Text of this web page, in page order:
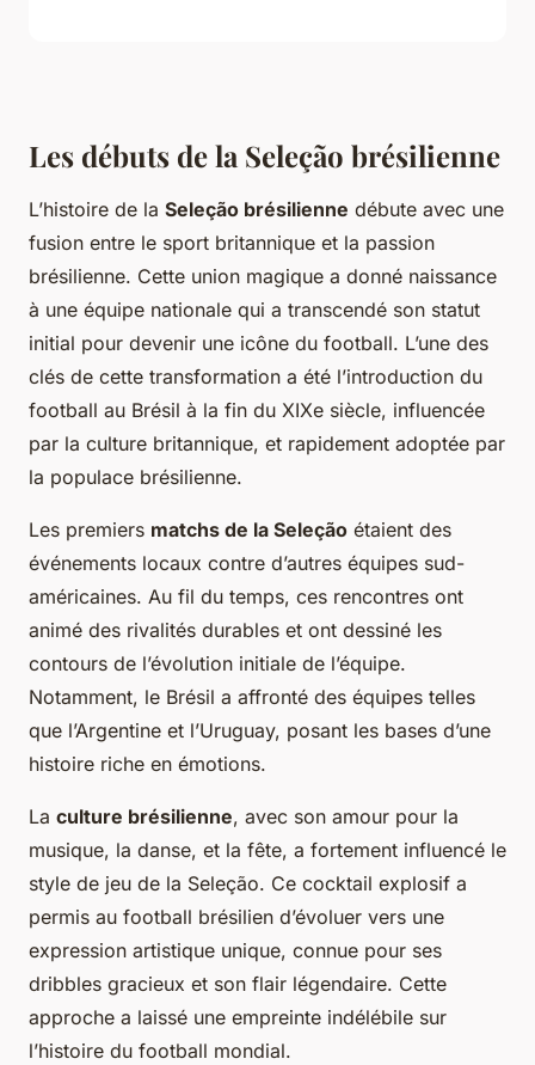
Les débuts de la Seleção brésilienne
L’histoire de la Seleção brésilienne débute avec une
fusion entre le sport britannique et la passion
brésilienne. Cette union magique a donné naissance
à une équipe nationale qui a transcendé son statut
initial pour devenir une icône du football. L’une des
clés de cette transformation a été l’introduction du
football au Brésil à la fin du XIXe siècle, influencée
par la culture britannique, et rapidement adoptée par
la populace brésilienne.
Les premiers matchs de la Seleção étaient des
événements locaux contre d’autres équipes sud-
américaines. Au fil du temps, ces rencontres ont
animé des rivalités durables et ont dessiné les
contours de l’évolution initiale de l’équipe.
Notamment, le Brésil a affronté des équipes telles
que l’Argentine et l’Uruguay, posant les bases d’une
histoire riche en émotions.
La culture brésilienne, avec son amour pour la
musique, la danse, et la fête, a fortement influencé le
style de jeu de la Seleção. Ce cocktail explosif a
permis au football brésilien d’évoluer vers une
expression artistique unique, connue pour ses
dribbles gracieux et son flair légendaire. Cette
approche a laissé une empreinte indélébile sur
l’histoire du football mondial.